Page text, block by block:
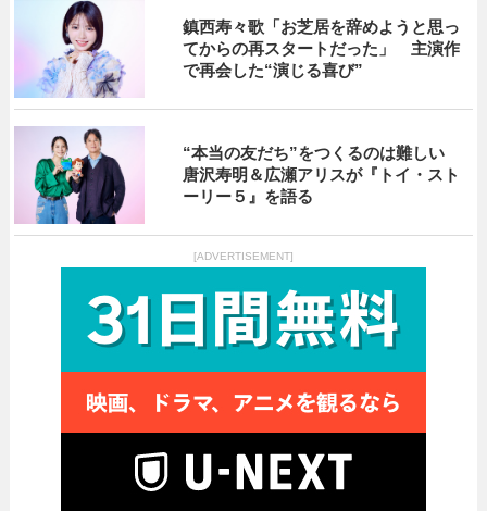
鎮西寿々歌「お芝居を辞めようと思っ
てからの再スタートだった」 主演作
で再会した“演じる喜び”
“本当の友だち”をつくるのは難しい
唐沢寿明＆広瀬アリスが『トイ・スト
ーリー５』を語る
[ADVERTISEMENT]